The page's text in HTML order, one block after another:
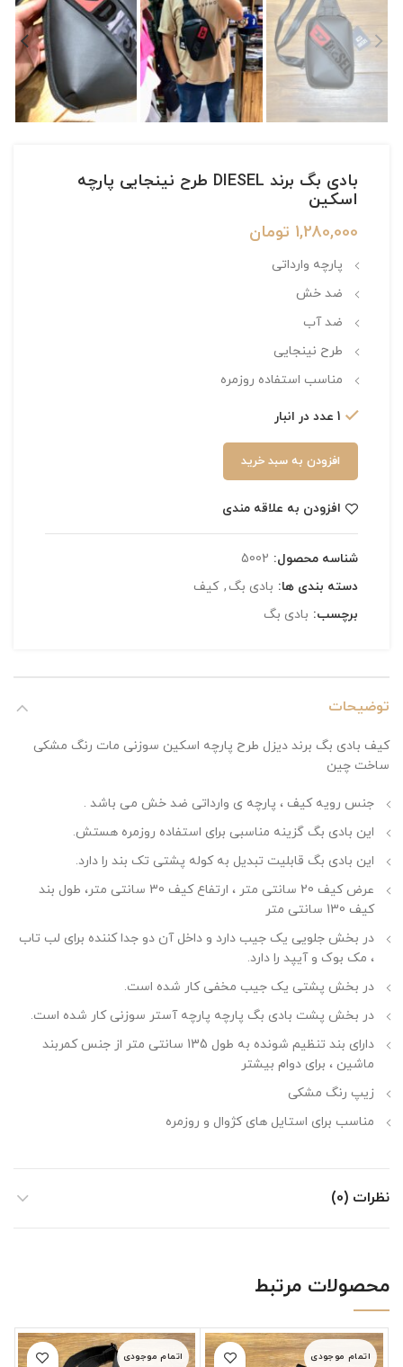
بادی بگ برند DIESEL طرح نینجایی پارچه
اسکین
1,280,000 تومان
پارچه وارداتی
ضد خش
ضد آب
طرح نینجایی
مناسب استفاده روزمره
1 عدد در انبار
افزودن به سبد خرید
افزودن به علاقه مندی
شناسه محصول: 5002
دسته بندی ها: بادی بگ , کیف
برچسب: بادی بگ
توضیحات
کیف بادی بگ برند دیزل طرح پارچه اسکین سوزنی مات رنگ مشکی
ساخت چین
جنس رویه کیف ، پارچه ی وارداتی ضد خش می باشد .
این بادی بگ گزینه مناسبی برای استفاده روزمره هستش.
این بادی بگ قابلیت تبدیل به کوله پشتی تک بند را دارد.
عرض کیف 20 سانتی متر ، ارتفاع کیف 30 سانتی متر، طول بند
کیف 130 سانتی متر
در بخش جلویی یک جیب دارد و داخل آن دو جدا کننده برای لب تاب
، مک بوک و آیپد را دارد.
در بخش پشتی یک جیب مخفی کار شده است.
در بخش پشت بادی بگ پارچه پارچه آستر سوزنی کار شده است.
دارای بند تنظیم شونده به طول 135 سانتی متر از جنس کمربند
ماشین ، برای دوام بیشتر
زیپ رنگ مشکی
مناسب برای استایل های کژوال و روزمره
نظرات (0)
محصولات مرتبط
اتمام موجودی اتمام موجودی